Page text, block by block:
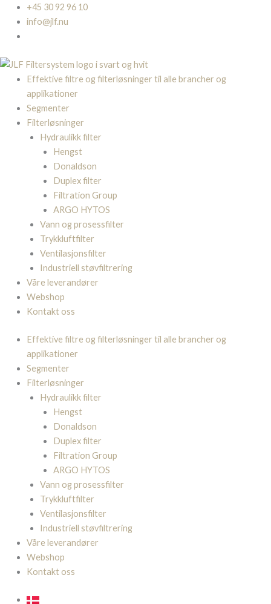
Hopp
+45 30 92 96 10
info@jlf.nu
Effektive filtre og filterløsninger til alle brancher og
applikationer
Segmenter
Filterløsninger
Hydraulikk filter
Hengst
Donaldson
Duplex filter
Filtration Group
ARGO HYTOS
Vann og prosessfilter
Trykkluftfilter
Ventilasjonsfilter
Industriell støvfiltrering
Våre leverandører
Webshop
Kontakt oss
Effektive filtre og filterløsninger til alle brancher og
applikationer
Segmenter
Filterløsninger
Hydraulikk filter
Hengst
Donaldson
Duplex filter
Filtration Group
ARGO HYTOS
Vann og prosessfilter
Trykkluftfilter
Ventilasjonsfilter
Industriell støvfiltrering
Våre leverandører
Webshop
Kontakt oss